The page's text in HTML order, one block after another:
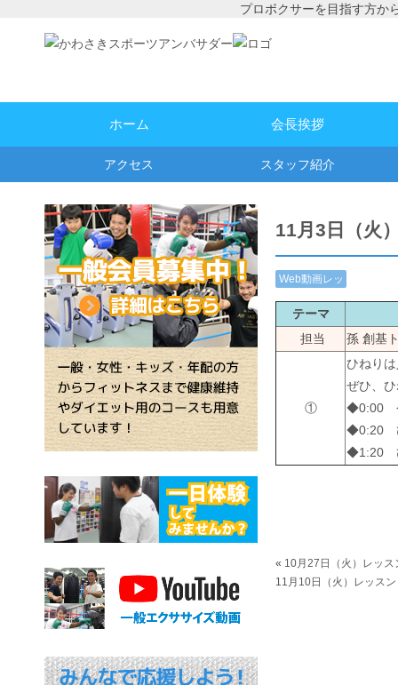
プロボクサーを目指す方か
ホーム 会長挨拶
アクセス スタッフ紹介
11月3日（火
Web動画レッ
テーマ
担当
孫 創基
①
ひねり
ぜひ、
◆0:00
◆0:20
◆1:20
« 10月27日（火）レッス
11月10日（火）レッスン